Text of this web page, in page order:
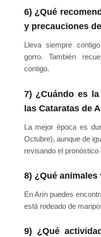
6) ¿Qué
y precauciones
Lleva siempre
gorro. También
contigo.
7) ¿Cuándo es
las Cataratas de
La mejor época es
Octubre), aunque de
revisando el pronóstico
8) ¿Qué animales
En Arín puedes
está rodeado de
9) ¿Qué